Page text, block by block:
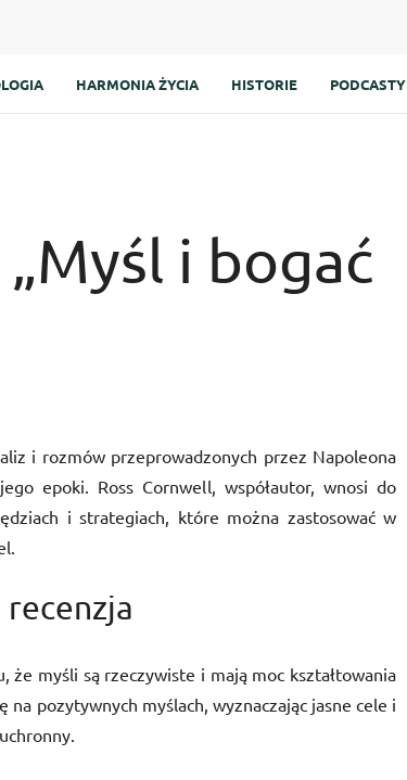
HARMONIA ŻYCIA HISTORIE PODCASTY
i bogać
i rozmów przeprowadzonych przez Napoleona
epoki. Ross Cornwell, współautor, wnosi do
i strategiach, które można zastosować w
recenzja
że myśli są rzeczywiste i mają moc kształtowania
pozytywnych myślach, wyznaczając jasne cele i